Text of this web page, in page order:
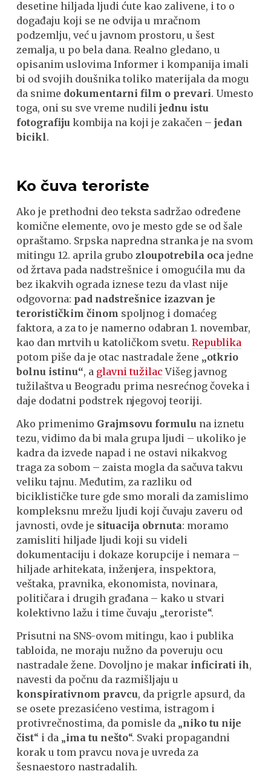
desetine hiljada ljudi ćute kao zalivene, i to o
događaju koji se ne odvija u mračnom
podzemlju, već u javnom prostoru, u šest
zemalja, u po bela dana. Realno gledano, u
opisanim uslovima Informer i kompanija imali
bi od svojih doušnika toliko materijala da mogu
da snime dokumentarni film o prevari. Umesto
toga, oni su sve vreme nudilijednu istu
fotografiju kombija na koji je zakačen –jedan
bicikl.
Ko čuva teroriste
Ako je prethodni deo teksta sadržao određene
komične elemente, ovo je mesto gde se od šale
opraštamo. Srpska napredna stranka je na svom
mitingu 12. aprila grubozloupotrebila oca jedne
od žrtava pada nadstrešnice i omogućila mu da
bez ikakvih ograda iznese tezu da vlast nije
odgovorna: pad nadstrešnice izazvan je
terorističkim činom spoljnog i domaćeg
faktora, a za to je namerno odabran 1. novembar,
kao dan mrtvih u katoličkom svetu.Republika
potom piše da je otac nastradale žene „otkrio
bolnu istinu“, a glavni tužilac Višeg javnog
tužilaštva u Beogradu prima nesrećnog čoveka i
daje dodatni podstrek njegovoj teoriji.
Ako primenimo Grajmsovu formulu na iznetu
tezu, vidimo da bi mala grupa ljudi – ukoliko je
kadra da izvede napad i ne ostavi nikakvog
traga za sobom – zaista mogla da sačuva takvu
veliku tajnu. Međutim, za razliku od
biciklističke ture gde smo morali da zamislimo
kompleksnu mrežu ljudi koji čuvaju zaveru od
javnosti, ovde je situacija obrnuta: moramo
zamisliti hiljade ljudi koji su videli
dokumentaciju i dokaze korupcije i nemara –
hiljade arhitekata, inženjera, inspektora,
veštaka, pravnika, ekonomista, novinara,
političara i drugih građana – kako u stvari
kolektivno lažu i time čuvaju „teroriste“.
Prisutni na SNS-ovom mitingu, kao i publika
tabloida, ne moraju nužno da poveruju ocu
nastradale žene. Dovoljno je makar inficirati ih,
navesti da počnu da razmišljaju u
konspirativnom pravcu, da prigrle apsurd, da
se osete prezasićeno vestima, istragom i
protivrečnostima, da pomisle da „niko tu nije
čist“ i da „ima tu nešto“. Svaki propagandni
korak u tom pravcu nova je uvreda za
šesnaestoro nastradalih.